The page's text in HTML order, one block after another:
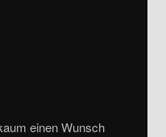
einen Wunsch